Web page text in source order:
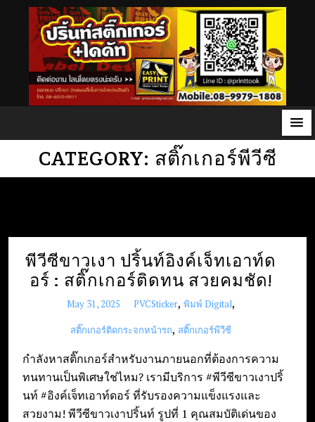
CATEGORY: สติ๊กเกอร์พีวีซี
พีวีซีขาวเงา ปริ้นท์อิงค์เจ็ทเอาท์ด
อร์ : สติ๊กเกอร์ติดทน สวยคมชัด!
May 31, 2025 PVCSticker, พิมพ์ Digital,
สติ๊กเกอร์ติดกระจกหน้ารถ, สติ๊กเกอร์พีวีซี
กำลังหาสติ๊กเกอร์สำหรับงานภายนอกที่ต้องการความ
ทนทานเป็นพิเศษใช่ไหม? เรามีบริการ #พีวีซีขาวเงาปริ้
นท์ #อิงค์เจ็ทเอาท์ดอร์ ที่รับรองความแข็งแรงและ
สวยงาม! พีวีซีขาวเงาปริ้นท์ รูปที่ 1 คุณสมบัติเด่นของ